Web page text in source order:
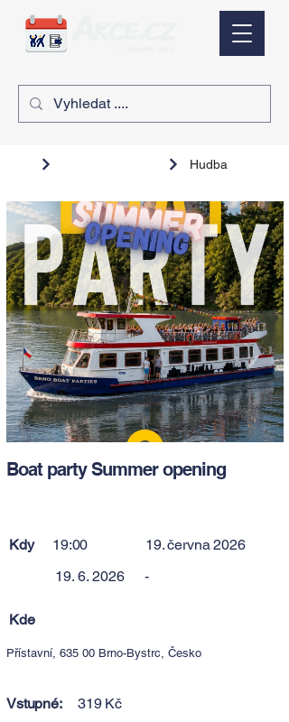
Hudba
Boat party Summer opening
Kdy 19:00
19. června 2026
19. 6. 2026
-
Kde
Přístavní, 635 00 Brno-Bystrc, Česko
Vstupné: 319 Kč